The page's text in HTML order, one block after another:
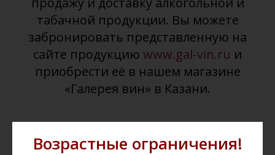
Возрастные ограничения!
табачной продукции. Вы можете
забронировать представленную на
сайте продукцию www.gal-vin.ru и
приобрести её в нашем магазине
«Галерея вин» в Казани.